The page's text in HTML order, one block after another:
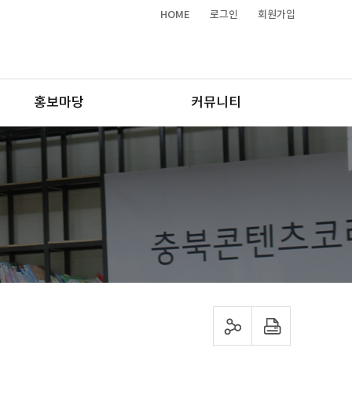
HOME 로그인 회원가입
홍보마당 커뮤니티
sns 공유하기 프린트하기